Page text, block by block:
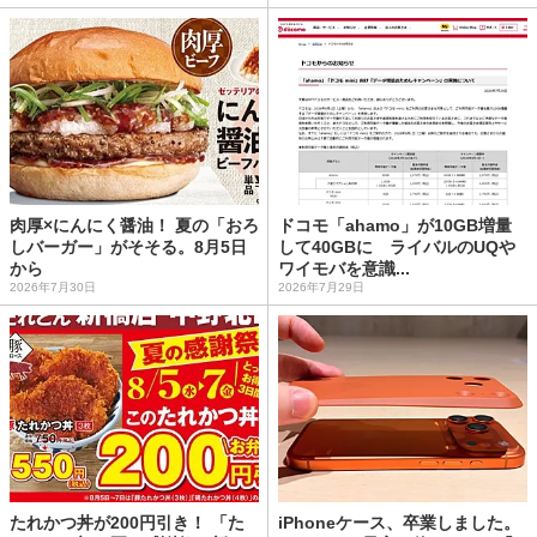
肉厚×にんにく醤油！ 夏の「おろ
しバーガー」がそそる。8月5日
から
2026年7月30日
ドコモ「ahamo」が10GB増量
して40GBに ライバルのUQや
ワイモバを意識...
2026年7月29日
たれかつ丼が200円引き！ 「た
iPhoneケース、卒業しました。